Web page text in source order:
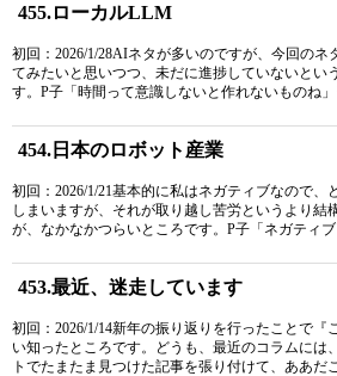
455.ローカルLLM
初回：2026/1/28AIネタが多いのですが、今回のネ
てみたいと思いつつ、未だに進捗していないとい
す。P子「時間って意識しないと作れないものね
454.日本のロボット産業
初回：2026/1/21基本的に私はネガティブなので、
しまいますが、それが取り越し苦労というより結
が、なかなかつらいところです。P子「ネガティブ
453.最近、迷走しています
初回：2026/1/14新年の振り返りを行ったことで『
い知ったところです。どうも、最近のコラムには
トでたまたま見つけた記事を張り付けて、ああだ